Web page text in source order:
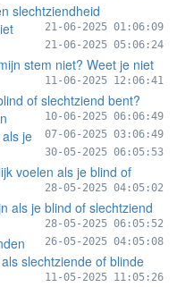
slechtziendheid
21-06-2025 01:06:09
21-06-2025 05:06:24
stem niet? Weet je niet
11-06-2025 12:06:41
of slechtziend bent?
10-06-2025 06:06:49
07-06-2025 03:06:49
je
30-05-2025 06:05:53
voelen als je blind of
28-05-2025 04:05:02
als je blind of slechtziend
28-05-2025 06:05:52
26-05-2025 04:05:08
slechtziende of blinde
11-05-2025 11:05:26